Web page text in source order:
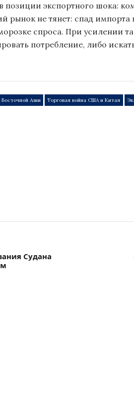
позиции экспортного шока:
рынок не тянет: спад импорта
спроса. При усилении
потребление, либо
Восточной Азии Торговая война США и Китая
Судана